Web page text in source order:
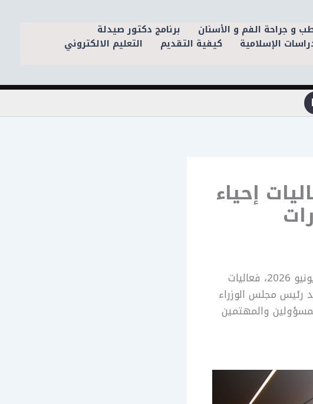
و جراحة الفم و الأسنان
برنامج دكتور صيدلة
الإسلامية كيفية التقديم
التعليم الالكتروني
إحياء
احتضنت جامعة هسبيريدس بمدينة بنغازي، اليوم الخميس 25 يونيو 2026، فعاليات
رئيس مجلس الوزراء
والمهتمين